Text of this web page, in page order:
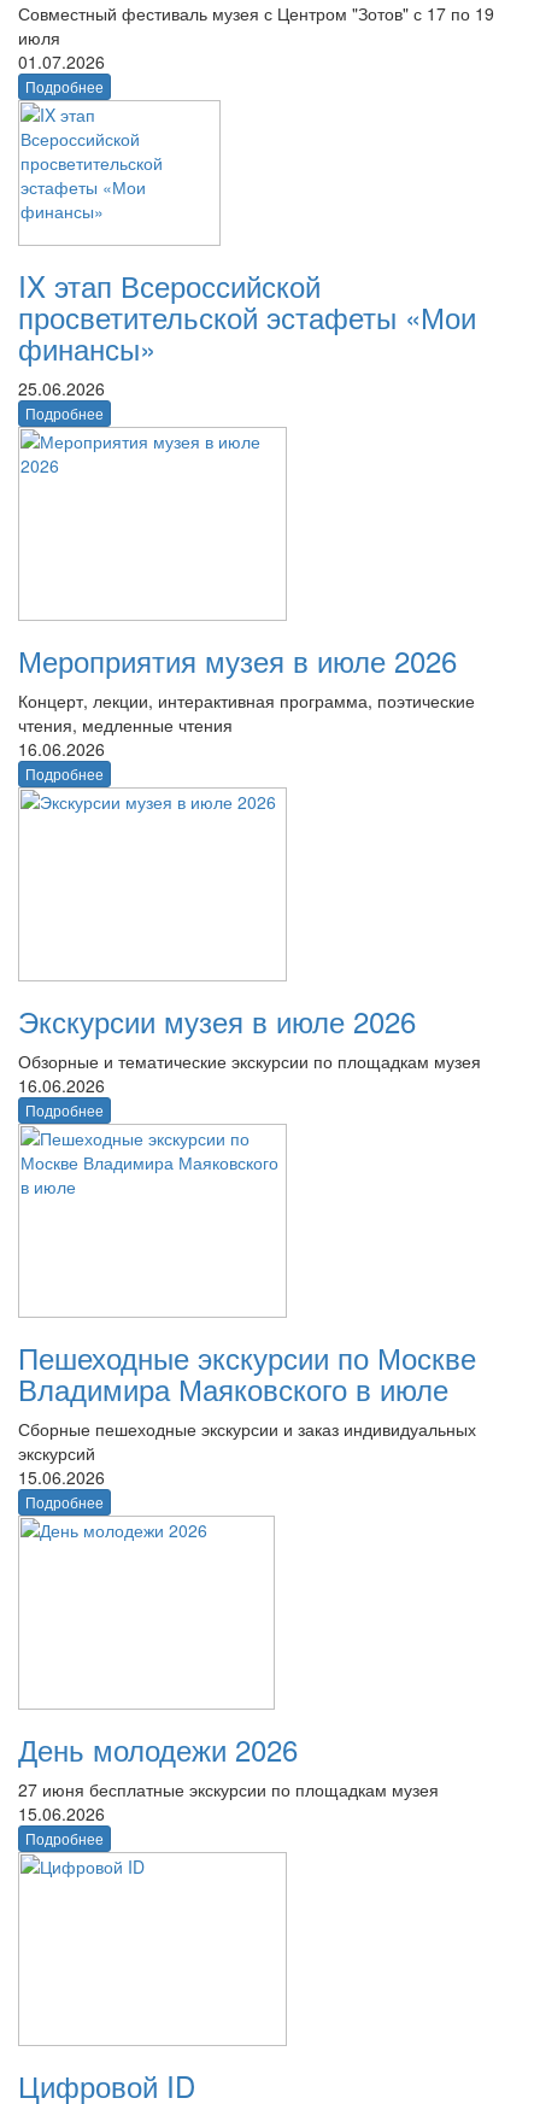
Совместный фестиваль музея с Центром "Зотов" с 17 по 19
июля
01.07.2026
Подробнее
IX этап Всероссийской
просветительской эстафеты «Мои
финансы»
25.06.2026
Подробнее
Мероприятия музея в июле 2026
Концерт, лекции, интерактивная программа, поэтические
чтения, медленные чтения
16.06.2026
Подробнее
Экскурсии музея в июле 2026
Обзорные и тематические экскурсии по площадкам музея
16.06.2026
Подробнее
Пешеходные экскурсии по Москве
Владимира Маяковского в июле
Сборные пешеходные экскурсии и заказ индивидуальных
экскурсий
15.06.2026
Подробнее
День молодежи 2026
27 июня бесплатные экскурсии по площадкам музея
15.06.2026
Подробнее
Цифровой ID